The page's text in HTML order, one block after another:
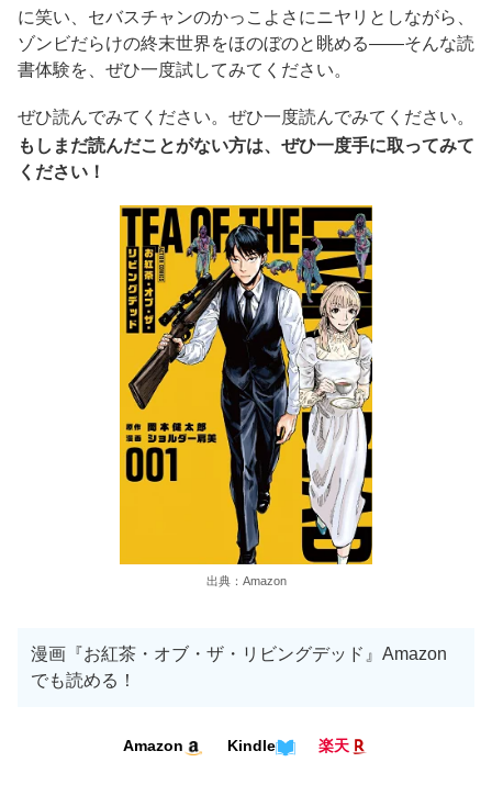
に笑い、セバスチャンのかっこよさにニヤリとしながら、
ゾンビだらけの終末世界をほのぼのと眺める——そんな読
書体験を、ぜひ一度試してみてください。
ぜひ読んでみてください。ぜひ一度読んでみてください。
もしまだ読んだことがない方は、ぜひ一度手に取ってみて
ください！
出典：Amazon
漫画『お紅茶・オブ・ザ・リビングデッド』Amazon
でも読める！
Amazon Kindle 楽天